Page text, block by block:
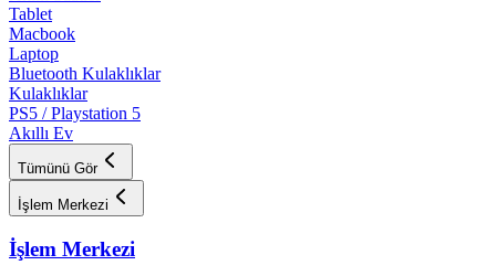
Tablet
Macbook
Laptop
Bluetooth Kulaklıklar
Kulaklıklar
PS5 / Playstation 5
Akıllı Ev
Tümünü Gör
İşlem Merkezi
İşlem Merkezi